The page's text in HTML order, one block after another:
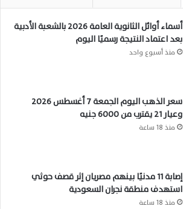
أسماء أوائل الثانوية العامة 2026 بالشعبة الأدبية
بعد اعتماد النتيجة رسميًا اليوم
منذ أسبوع واحد
سعر الذهب اليوم الجمعة 7 أغسطس 2026
وعيار 21 يقترب من 6000 جنيه
منذ 18 ساعة
إصابة 11 مدنيًا بينهم مصريان إثر قصف حوثي
استهدف منطقة نجران السعودية
منذ 18 ساعة